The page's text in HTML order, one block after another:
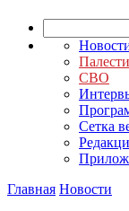
СВО
Сетка
Главная Новости